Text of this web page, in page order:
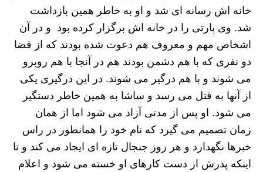
خانه اش رسانه ای شد و او به خاطر همین بازداشت
شد. وی پارتی را در خانه اش برگزار کرده بود و در آن
اشخاص مهم و معروف هم دعوت شده بودند که از قضا
دو نفری که با هم دشمن بودند هم در آنجا با هم روبرو
می شوند و با هم درگیر می شوند. در این درگیری یکی
از آنها به قتل می رسد و ساشا به همین خاطر دستگیر
می شود. او پس از مدتی آزاد می شود اما از همان
زمان تصمیم می گیرد که نام خود را همانطور در راس
خبرها نگهدارد و هر روز جنجال تازه ای ایجاد می کند و تا
اینکه پدرش از دست کارهای او خسته می شود و اعلام